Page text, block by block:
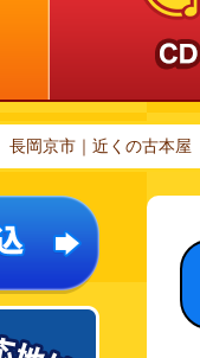
長岡京市｜近くの古本屋